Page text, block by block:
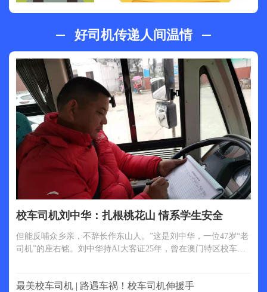
好司机传递人间温情
校车司机刘中华：扎根桃花山 情系学生安全
但能反哺众乡亲，不辞长作东山人。”这是刘中华，一位47岁“老
司机”的座右铭。刘中华持AI大客证25年，曾在澳门特区校车公
乡亲，不辞长作东山人。”这是刘中华，一位47岁“老司机”的座
最美校车司机 | 路遇车祸！校车司机伸援手